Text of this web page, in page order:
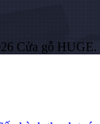
Cửa gỗ HUGE.